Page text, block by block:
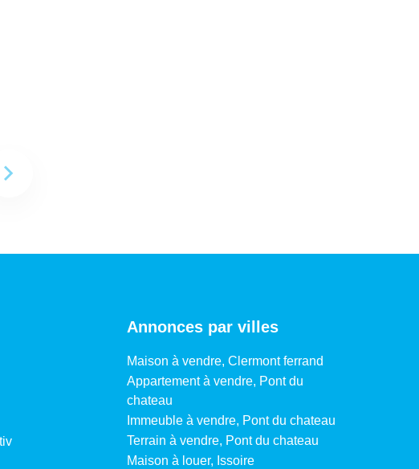
Annonces par villes
Maison à vendre, Clermont ferrand
Appartement à vendre, Pont du
chateau
Immeuble à vendre, Pont du chateau
Terrain à vendre, Pont du chateau
Maison à louer, Issoire